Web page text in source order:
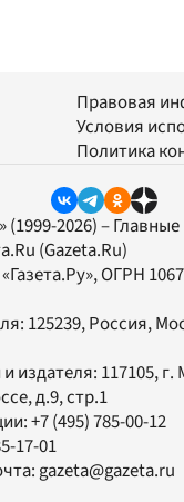
Правовая
Условия
Политика
(1999-2026) –
(Gazeta.Ru)
, ОГРН
125239, Россия,
издателя: 117105, г.
д.9, стр.1
+7 (495) 785-00-12
17-01
gazeta@gazeta.ru